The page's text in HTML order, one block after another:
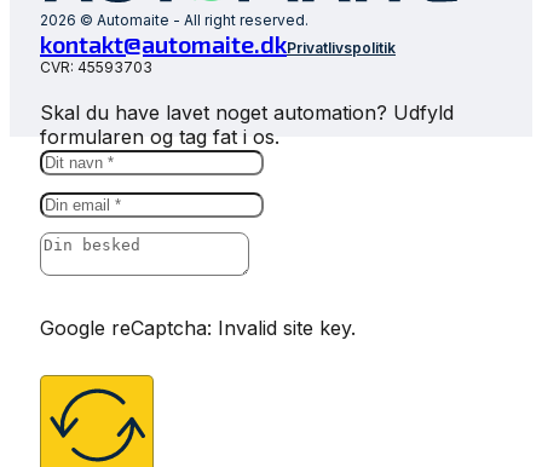
2026 © Automaite - All right reserved.
kontakt@automaite.dkPrivatlivspolitik
CVR: 45593703
Skal du have lavet noget automation? Udfyld
formularen og tag fat i os.
Google reCaptcha: Invalid site key.